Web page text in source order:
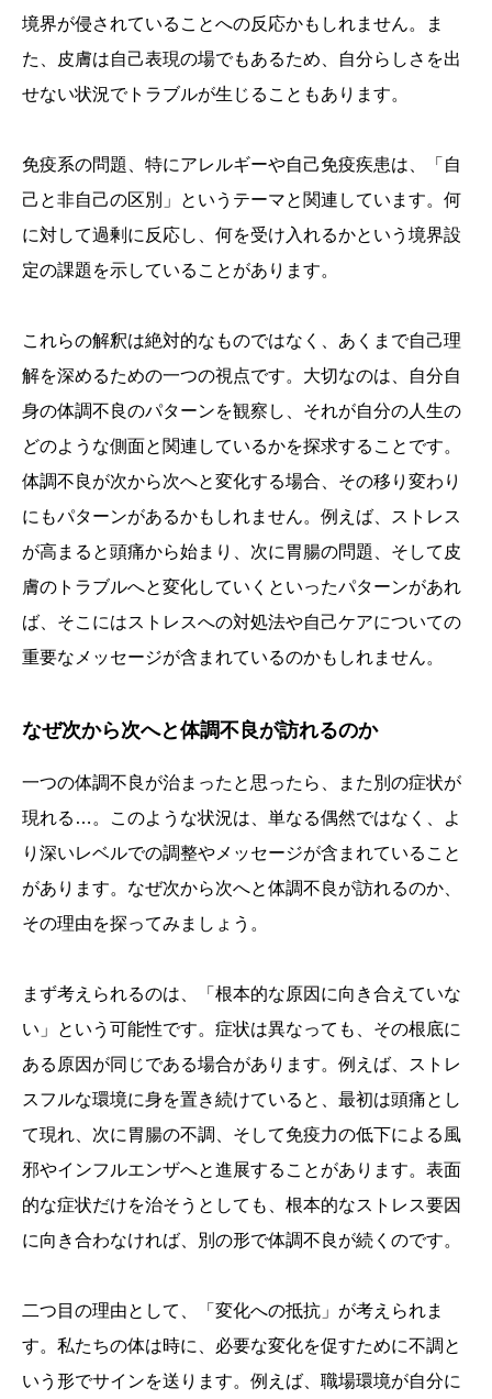
境界が侵されていることへの反応かもしれません。ま
た、皮膚は自己表現の場でもあるため、自分らしさを出
せない状況でトラブルが生じることもあります。
免疫系の問題、特にアレルギーや自己免疫疾患は、「自
己と非自己の区別」というテーマと関連しています。何
に対して過剰に反応し、何を受け入れるかという境界設
定の課題を示していることがあります。
これらの解釈は絶対的なものではなく、あくまで自己理
解を深めるための一つの視点です。大切なのは、自分自
身の体調不良のパターンを観察し、それが自分の人生の
どのような側面と関連しているかを探求することです。
体調不良が次から次へと変化する場合、その移り変わり
にもパターンがあるかもしれません。例えば、ストレス
が高まると頭痛から始まり、次に胃腸の問題、そして皮
膚のトラブルへと変化していくといったパターンがあれ
ば、そこにはストレスへの対処法や自己ケアについての
重要なメッセージが含まれているのかもしれません。
なぜ次から次へと体調不良が訪れるのか
一つの体調不良が治まったと思ったら、また別の症状が
現れる…。このような状況は、単なる偶然ではなく、よ
り深いレベルでの調整やメッセージが含まれていること
があります。なぜ次から次へと体調不良が訪れるのか、
その理由を探ってみましょう。
まず考えられるのは、「根本的な原因に向き合えていな
い」という可能性です。症状は異なっても、その根底に
ある原因が同じである場合があります。例えば、ストレ
スフルな環境に身を置き続けていると、最初は頭痛とし
て現れ、次に胃腸の不調、そして免疫力の低下による風
邪やインフルエンザへと進展することがあります。表面
的な症状だけを治そうとしても、根本的なストレス要因
に向き合わなければ、別の形で体調不良が続くのです。
二つ目の理由として、「変化への抵抗」が考えられま
す。私たちの体は時に、必要な変化を促すために不調と
いう形でサインを送ります。例えば、職場環境が自分に